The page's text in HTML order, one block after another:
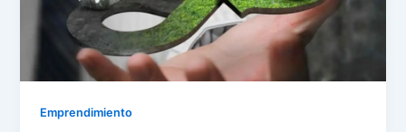
Emprendimiento